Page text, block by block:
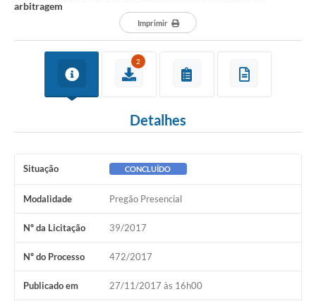
Publicações Oficiais
Serviços Online
Contato
Galeria de Vídeos
Secretarias
Contas Públicas
Legislação
arbitragem
Imprimir
2
Detalhes
Situação CONCLUÍDO
Modalidade Pregão Presencial
Nº da Licitação 39/2017
Nº do Processo 472/2017
Publicado em 27/11/2017 às 16h00